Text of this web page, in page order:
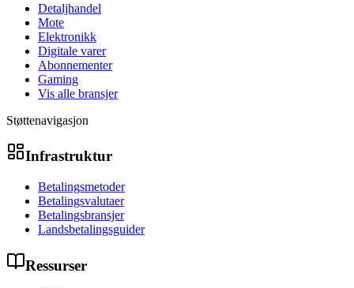
Detaljhandel
Mote
Elektronikk
Digitale varer
Abonnementer
Gaming
Vis alle bransjer
Støttenavigasjon
Infrastruktur
Betalingsmetoder
Betalingsvalutaer
Betalingsbransjer
Landsbetalingsguider
Ressurser